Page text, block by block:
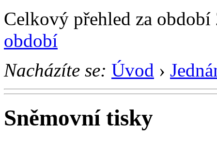
Celkový přehled za období
období
Nacházíte se: Úvod ›
Sněmovní tisky